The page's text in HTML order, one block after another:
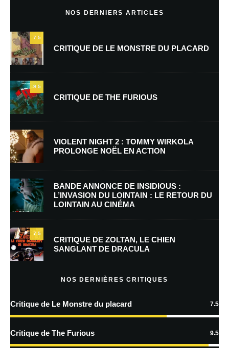
Nom*
E-mail
Enregistrer mon nom, mon e-mail et mon site dans le navigateur pour
mon prochain commentaire.
Prévenez-moi de tous les nouveaux commentaires par e-mail.
Prévenez-moi de tous les nouveaux articles par e-mail.
En savoir
traitées
NOS DERNIERS ARTICLES
7.5
CRITIQUE DE LE MONSTRE DU PLACARD
9.5
CRITIQUE DE THE FURIOUS
VIOLENT NIGHT 2 : TOMMY WIRKOLA
PROLONGE NOËL EN ACTION
BANDE ANNONCE DE INSIDIOUS :
L’INVASION DU LOINTAIN : LE RETOUR DU
LOINTAIN AU CINÉMA
7.5
CRITIQUE DE ZOLTAN, LE CHIEN
SANGLANT DE DRACULA
NOS DERNIÈRES CRITIQUES
Critique de Le Monstre du placard 7.5
Critique de The Furious 9.5